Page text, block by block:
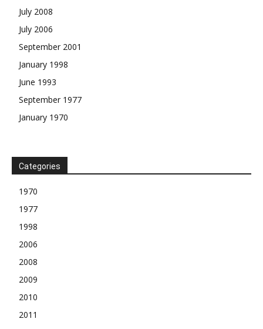
July 2008
July 2006
September 2001
January 1998
June 1993
September 1977
January 1970
Categories
1970
1977
1998
2006
2008
2009
2010
2011